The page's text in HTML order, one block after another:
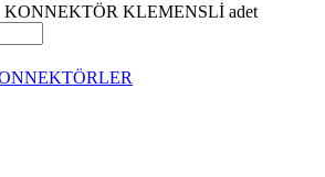
KLEMENSLİ adet